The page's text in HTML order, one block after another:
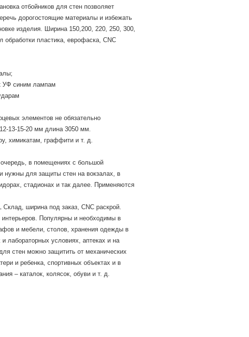
отбойников для стен позволяет
дорогостоящие материалы и избежать
изделия. Ширина 150,200, 220, 250, 300,
пластика, еврофаска, CNC
УФ синим лампам
элементов не обязательно
13-15-20 мм длина 3050 мм.
химикатам, граффити и т. д.
в помещениях с большой
нужны для защиты стен на вокзалах, в
стадионах и так далее. Применяются
ширина под заказ, CNC раскрой.
интерьеров. Популярны и необходимы в
и мебели, столов, хранения одежды в
лабораторных условиях, аптеках и на
стен можно защитить от механических
и ребенка, спортивных объектах и в
– каталок, колясок, обуви и т. д.